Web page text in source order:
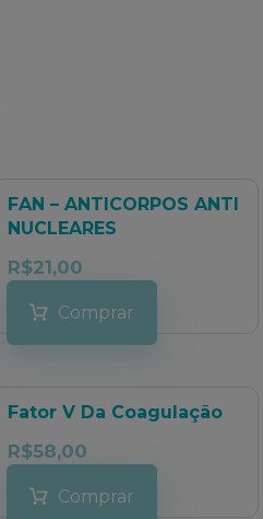
FAN – ANTICORPOS ANTI
NUCLEARES
R$21,00
Comprar
Fator V Da Coagulação
R$58,00
Comprar